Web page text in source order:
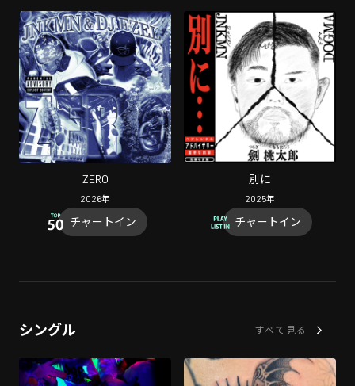
ZERO
2026年
チャートイン
別に
2025年
チャートイン
シングル すべて見る